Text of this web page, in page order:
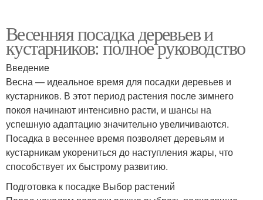
Весенняя посадка деревьев и
кустарников: полное руководство
Введение
Весна — идеальное время для посадки деревьев и
кустарников. В этот период растения после зимнего
покоя начинают интенсивно расти, и шансы на
успешную адаптацию значительно увеличиваются.
Посадка в весеннее время позволяет деревьям и
кустарникам укорениться до наступления жары, что
способствует их быстрому развитию.
Подготовка к посадке Выбор растений